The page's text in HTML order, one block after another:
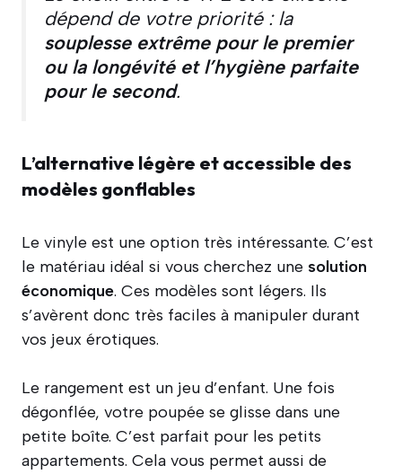
dépend de votre priorité : la
souplesse extrême pour le premier
ou la longévité et l’hygiène parfaite
pour le second.
L’alternative légère et accessible des
modèles gonflables
Le vinyle est une option très intéressante. C’est
le matériau idéal si vous cherchez une solution
économique. Ces modèles sont légers. Ils
s’avèrent donc très faciles à manipuler durant
vos jeux érotiques.
Le rangement est un jeu d’enfant. Une fois
dégonflée, votre poupée se glisse dans une
petite boîte. C’est parfait pour les petits
appartements. Cela vous permet aussi de